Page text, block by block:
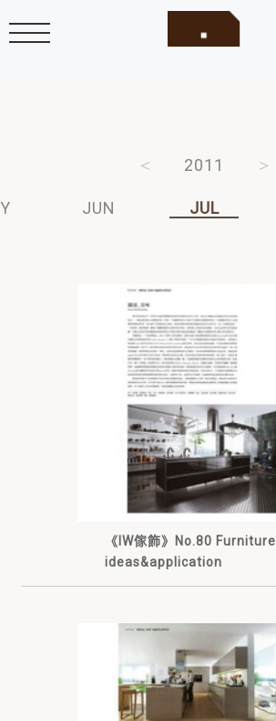
2011
JUN JUL
《IW傢飾》No.80 Furniture
ideas&application